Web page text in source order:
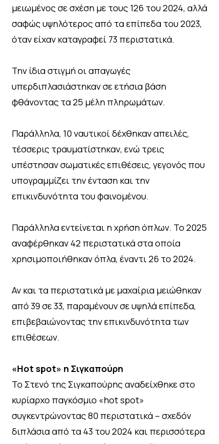
μειωμένος σε σχέση με τους 126 του 2024, αλλά
σαφώς υψηλότερος από τα επίπεδα του 2023,
όταν είχαν καταγραφεί 73 περιστατικά.
Την ίδια στιγμή οι απαγωγές
υπερδιπλασιάστηκαν σε ετήσια βάση
φθάνοντας τα 25 μέλη πληρωμάτων.
Παράλληλα, 10 ναυτικοί δέχθηκαν απειλές,
τέσσερις τραυματίστηκαν, ενώ τρεις
υπέστησαν σωματικές επιθέσεις, γεγονός που
υπογραμμίζει την ένταση και την
επικινδυνότητα του φαινομένου.
Παράλληλα εντείνεται η χρήση όπλων. Το 2025
αναφέρθηκαν 42 περιστατικά στα οποία
χρησιμοποιήθηκαν όπλα, έναντι 26 το 2024.
Αν και τα περιστατικά με μαχαίρια μειώθηκαν
από 39 σε 33, παραμένουν σε υψηλά επίπεδα,
επιβεβαιώνοντας την επικινδυνότητα των
επιθέσεων.
«Hot spot» η Σιγκαπούρη
Το Στενό της Σιγκαπούρης αναδείχθηκε στο
κυρίαρχο παγκόσμιο «hot spot»
συγκεντρώνοντας 80 περιστατικά – σχεδόν
διπλάσια από τα 43 του 2024 και περισσότερα